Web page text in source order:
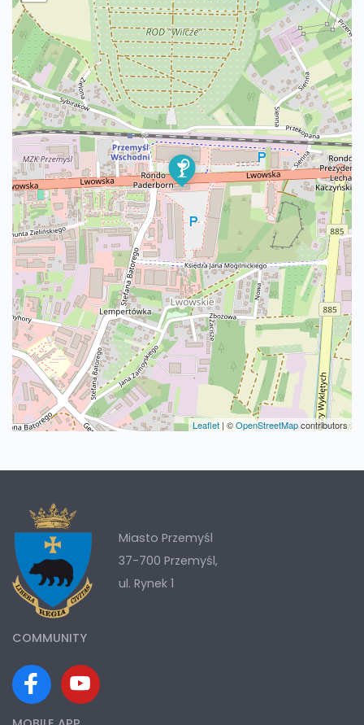
Leaflet | ©OpenStreetMapcontributors
Miasto Przemyśl
37-700 Przemyśl,
ul. Rynek 1
COMMUNITY